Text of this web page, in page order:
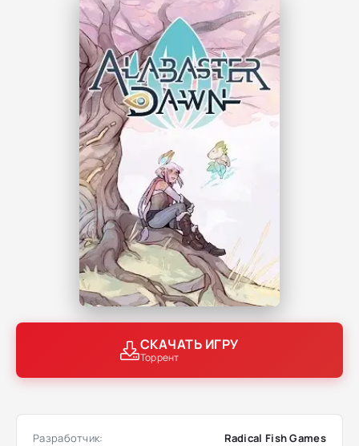
СКАЧАТЬ ИГРУ
Торрент
Разработчик:
Radical Fish Games